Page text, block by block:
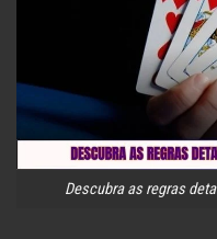
Descubra as regras